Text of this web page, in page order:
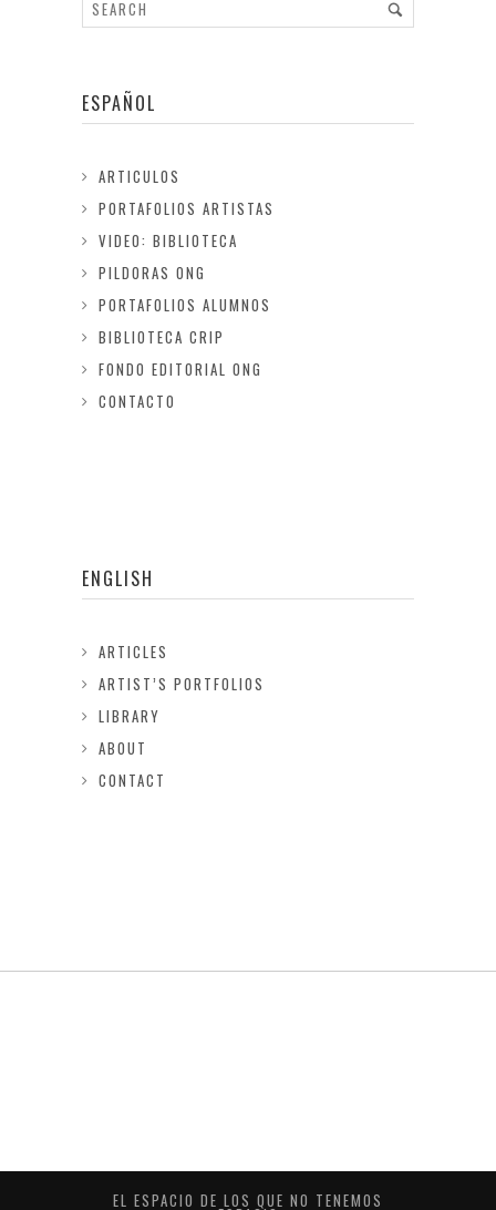
ESPAÑOL
ARTICULOS
PORTAFOLIOS ARTISTAS
VIDEO: BIBLIOTECA
PILDORAS ONG
PORTAFOLIOS ALUMNOS
BIBLIOTECA CRIP
FONDO EDITORIAL ONG
CONTACTO
ENGLISH
ARTICLES
ARTIST’S PORTFOLIOS
LIBRARY
ABOUT
CONTACT
EL ESPACIO DE LOS QUE NO TENEMOS